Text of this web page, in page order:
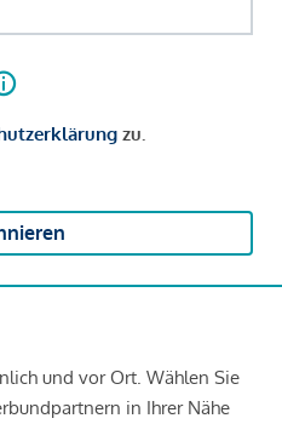
zu.
und vor Ort. Wählen Sie
in Ihrer Nähe